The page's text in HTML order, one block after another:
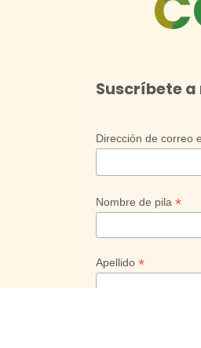
Suscríbete
Dirección de correo
Nombre de pila *
Apellido *